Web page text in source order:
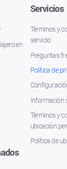
en
Servicios
Términos y
servicio
Preguntas
Política de
Información
Términos y
ubicación
Política de